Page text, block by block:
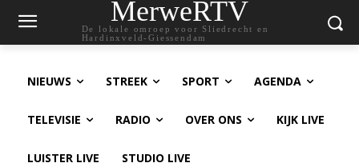
MerweRTV
De lokale omroep voor Sliedrecht en
Hardinxveld-Giessendam
NIEUWS STREEK SPORT AGENDA
TELEVISIE RADIO OVER ONS KIJK LIVE
LUISTER LIVE STUDIO LIVE